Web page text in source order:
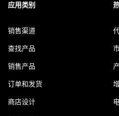
应用类别
销售渠道
查找产品
销售产品
订单和发货
商店设计